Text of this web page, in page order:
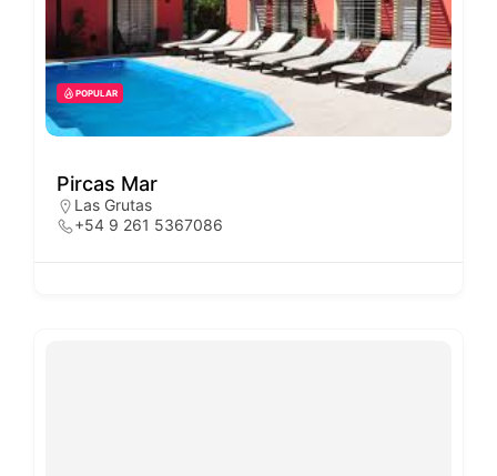
POPULAR
Pircas Mar
Las Grutas
+54 9 261 5367086